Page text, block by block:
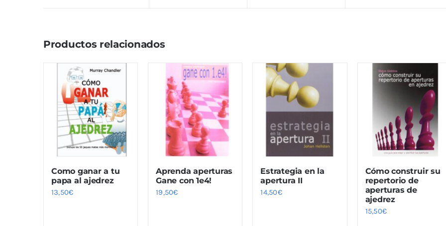
Productos relacionados
Como ganar a tu
papa al ajedrez
13,50€
Aprenda aperturas
Gane con 1e4!
19,50€
Estrategia en la
apertura II
14,50€
Cómo construir su
repertorio de
aperturas de
ajedrez
15,50€